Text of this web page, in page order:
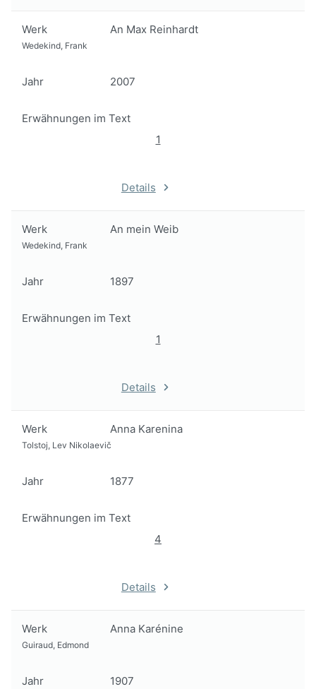
Werk An Max Reinhardt
Wedekind, Frank
Jahr 2007
Erwähnungen im Text
1
Details
Werk An mein Weib
Wedekind, Frank
Jahr 1897
Erwähnungen im Text
1
Details
Werk Anna Karenina
Tolstoj, Lev Nikolaevič
Jahr 1877
Erwähnungen im Text
4
Details
Werk Anna Karénine
Guiraud, Edmond
Jahr 1907